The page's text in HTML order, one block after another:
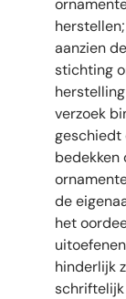
aanzien
stichting
verzoek
geschiedt
bedekken
de
het
hinderlijk